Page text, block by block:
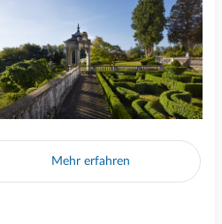
Mehr erfahren